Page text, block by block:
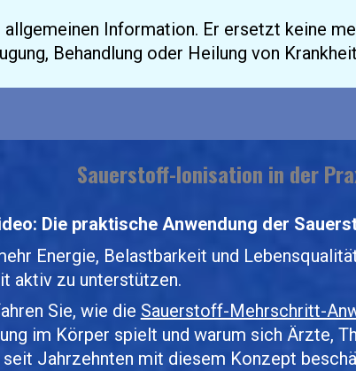
Information. Er ersetzt keine
Behandlung oder Heilung von
Sauerstoff-Ionisation in der
Die praktische Anwendung der
Energie, Belastbarkeit und
aktiv zu unterstützen.
Sie, wie die Sauerstoff-Mehrschritt-
im Körper spielt und warum sich Ärzte,
Jahrzehnten mit diesem Konzept